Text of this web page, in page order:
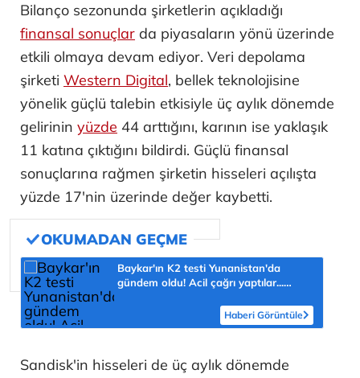
Bilanço sezonunda şirketlerin açıkladığı
finansal sonuçlar da piyasaların yönü üzerinde
etkili olmaya devam ediyor. Veri depolama
şirketi Western Digital, bellek teknolojisine
yönelik güçlü talebin etkisiyle üç aylık dönemde
gelirinin yüzde 44 arttığını, karının ise yaklaşık
11 katına çıktığını bildirdi. Güçlü finansal
sonuçlarına rağmen şirketin hisseleri açılışta
yüzde 17'nin üzerinde değer kaybetti.
Baykar'ın K2 testi Yunanistan'da
gündem oldu! Acil çağrı yaptılar...
Haberi Görüntüle
Sandisk'in hisseleri de üç aylık dönemde